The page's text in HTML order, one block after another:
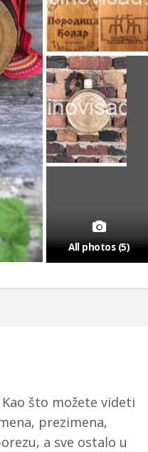
All photos (5)
što možete videti
prezimena,
a sve ostalo u